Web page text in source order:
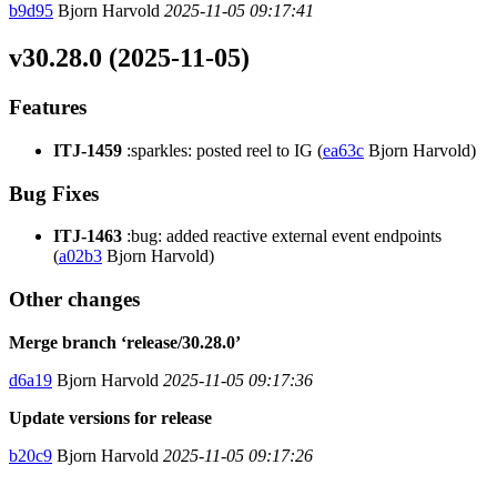
b9d95 Bjorn Harvold 2025-11-05 09:17:41
v30.28.0 (2025-11-05)
Features
ITJ-1459 :sparkles: posted reel to IG (ea63c Bjorn Harvold)
Bug Fixes
ITJ-1463 :bug: added reactive external event endpoints
(a02b3 Bjorn Harvold)
Other changes
Merge branch ‘release/30.28.0’
d6a19 Bjorn Harvold 2025-11-05 09:17:36
Update versions for release
b20c9 Bjorn Harvold 2025-11-05 09:17:26